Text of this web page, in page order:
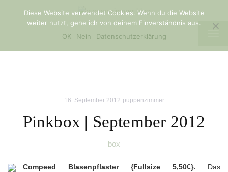
16. September 2012 puppenzimmer
Pinkbox | September 2012
box
Compeed Blasenpflaster {Fullsize 5,50€}. Das
Diese Website verwendet Cookies. Wenn du die Website
weiter nutzt, gehe ich von deinem Einverständnis aus.
OK
Nein Datenschutzerklärung